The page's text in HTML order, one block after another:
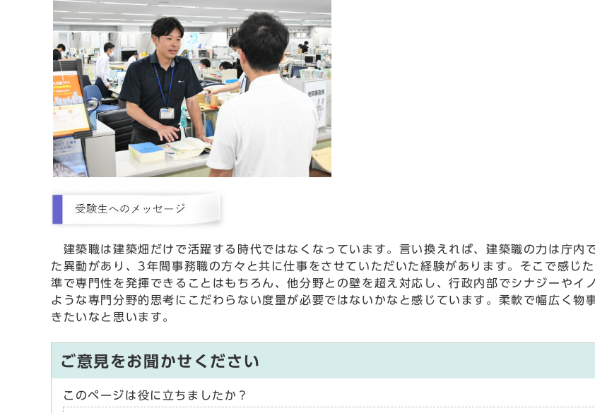
建築職は建築畑だけで活躍する時代ではなくなっています。言い換えれば、建築職の力は庁内
た異動があり、3年間事務職の方々と共に仕事をさせていただいた経験があります。そこで感じ
準で専門性を発揮できることはもちろん、他分野との壁を超え対応し、行政内部でシナジーやイ
ような専門分野的思考にこだわらない度量が必要ではないかなと感じています。柔軟で幅広く物
きたいなと思います。
ご意見をお聞かせください
このページは役に立ちましたか？